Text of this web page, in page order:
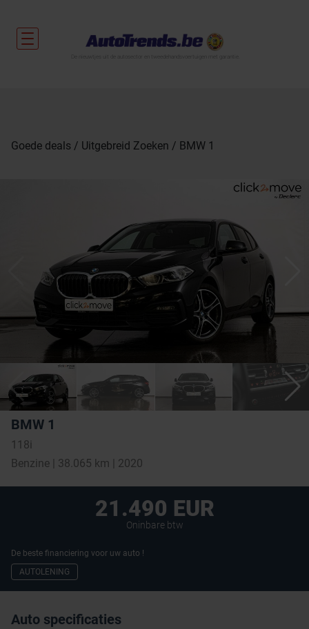
Goede deals Uitgebreid Zoeken BMW 1
BMW 1
118i
Benzine | 38.065 km | 2020
21.490 EUR
Oninbare btw
De beste financiering voor uw auto !
AUTOLENING
Auto specificaties